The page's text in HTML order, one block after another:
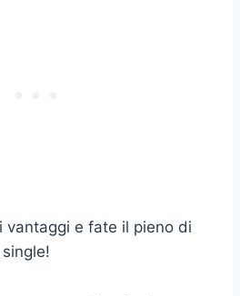
e fate il pieno di